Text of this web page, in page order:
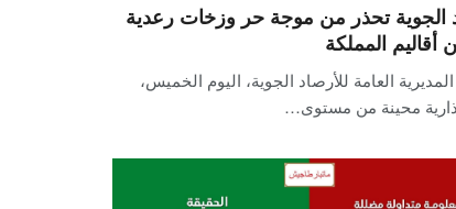
الجوية تحذر من موجة حر وزخات رعدية
أقاليم المملكة
العامة للأرصاد الجوية، اليوم الخميس،
محينة من مستوى…